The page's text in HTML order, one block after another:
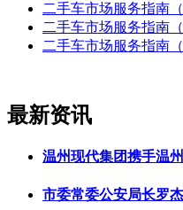
二手车市场服务指南
二手车市场服务指南
二手车市场服务指南
最新资讯
温州现代集团携手温
市委常委公安局长罗